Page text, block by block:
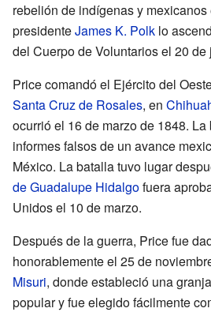
rebelión de indígenas y
presidenteJames K. Polk lo
del Cuerpo de Voluntarios el 20 de
Price comandó el Ejército del
Santa Cruz de Rosales, en
ocurrió el 16 de marzo de 1848.
informes falsos de un avance
México. La batalla tuvo lugar
de Guadalupe Hidalgofuera
Unidos el 10 de marzo.
Después de la guerra, Price fue
honorablemente el 25 de
Misuri, donde estableció una
popular y fue elegido fácilmente